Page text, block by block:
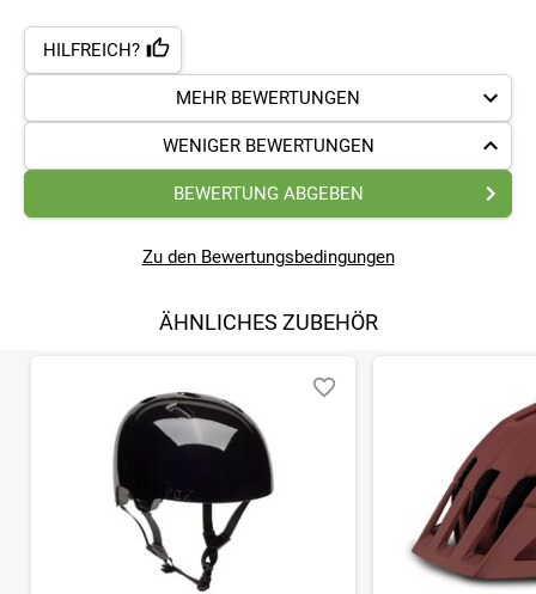
HILFREICH?
MEHR BEWERTUNGEN
WENIGER BEWERTUNGEN
BEWERTUNG ABGEBEN
Zu den Bewertungsbedingungen
ÄHNLICHES ZUBEHÖR